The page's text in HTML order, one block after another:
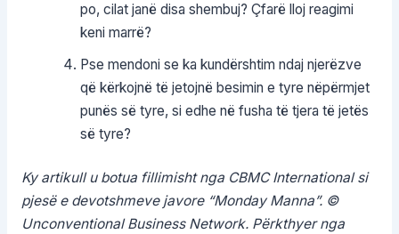
po, cilat janë disa shembuj? Çfarë lloj reagimi
keni marrë?
Pse mendoni se ka kundërshtim ndaj njerëzve
që kërkojnë të jetojnë besimin e tyre nëpërmjet
punës së tyre, si edhe në fusha të tjera të jetës
së tyre?
Ky artikull u botua fillimisht nga CBMC International si
pjesë e devotshmeve javore “Monday Manna”. ©
Unconventional Business Network. Përkthyer nga